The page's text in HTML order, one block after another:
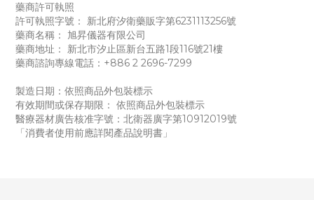
藥商許可執照
許可執照字號： 新北府汐衛藥販字第6231113256號
藥商名稱： 旭昇儀器有限公司
藥商地址： 新北市汐止區新台五路1段116號21樓
藥商諮詢專線電話：+886 2 2696-7299
製造日期：依照商品外包裝標示
有效期間或保存期限： 依照商品外包裝標示
醫療器材廣告核准字號：北衛器廣字第10912019號
「消費者使用前應詳閱產品說明書」